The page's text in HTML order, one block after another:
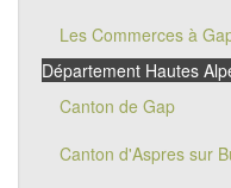
Les Commerces à
Département Hautes
Canton de Gap
Canton d'Aspres sur